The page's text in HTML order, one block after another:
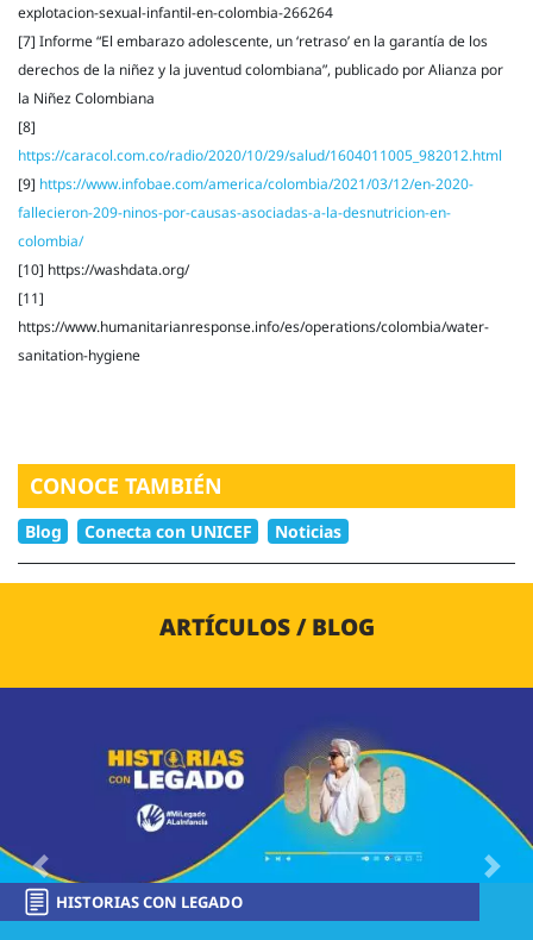
explotacion-sexual-infantil-en-colombia-266264
[7] Informe “El embarazo adolescente, un ‘retraso’ en la garantía de los
derechos de la niñez y la juventud colombiana”, publicado por Alianza por
la Niñez Colombiana
[8]
https://caracol.com.co/radio/2020/10/29/salud/1604011005_982012.html
[9] https://www.infobae.com/america/colombia/2021/03/12/en-2020-
fallecieron-209-ninos-por-causas-asociadas-a-la-desnutricion-en-
colombia/
[10] https://washdata.org/
[11]
https://www.humanitarianresponse.info/es/operations/colombia/water-
sanitation-hygiene
CONOCE TAMBIÉN
Blog Conecta con UNICEF Noticias
ARTÍCULOS / BLOG
HISTORIAS CON LEGADO
Previous Next